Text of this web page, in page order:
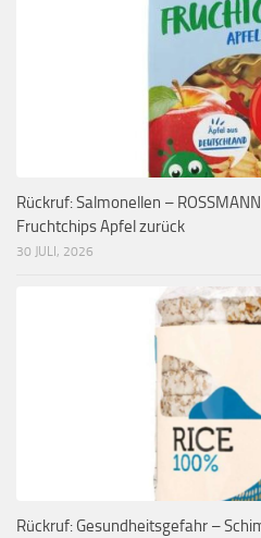
Rückruf: Salmonellen –
Fruchtchips Apfel zurück
30 JULI, 2026
Rückruf: Gesundheitsgefahr –